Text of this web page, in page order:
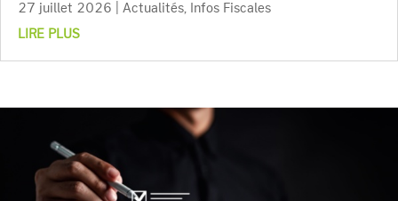
27 juillet 2026 Actualités
Infos Fiscales
LIRE PLUS